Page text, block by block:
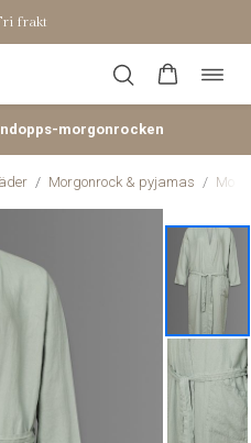
frakt
morgonrocken
/ Morgonrock & pyjamas /